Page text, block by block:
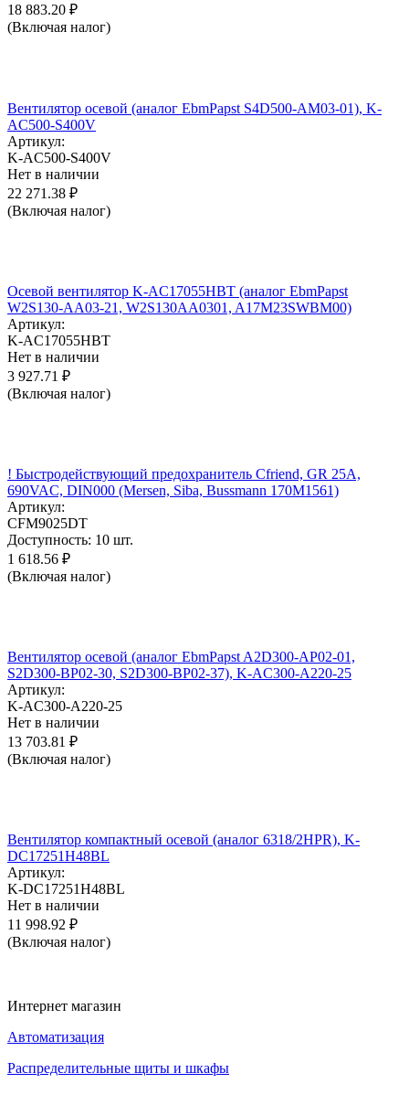
18 883.20 ₽
(Включая налог)
Вентилятор осевой (аналог EbmPapst S4D500-AM03-01), K-
AC500-S400V
Артикул:
K-AC500-S400V
Нет в наличии
22 271.38 ₽
(Включая налог)
Осевой вентилятор K-AC17055HBT (аналог EbmPapst
W2S130-AA03-21, W2S130AA0301, A17M23SWBM00)
Артикул:
K-AC17055HBT
Нет в наличии
3 927.71 ₽
(Включая налог)
! Быстродействующий предохранитель Cfriend, GR 25А,
690VAC, DIN000 (Mersen, Siba, Bussmann 170M1561)
Артикул:
CFM9025DT
Доступность: 10 шт.
1 618.56 ₽
(Включая налог)
Вентилятор осевой (аналог EbmPapst A2D300-AP02-01,
S2D300-BP02-30, S2D300-BP02-37), K-AC300-A220-25
Артикул:
K-AC300-A220-25
Нет в наличии
13 703.81 ₽
(Включая налог)
Вентилятор компактный осевой (аналог 6318/2HPR), K-
DC17251H48BL
Артикул:
K-DC17251H48BL
Нет в наличии
11 998.92 ₽
(Включая налог)
Интернет магазин
Автоматизация
Распределительные щиты и шкафы